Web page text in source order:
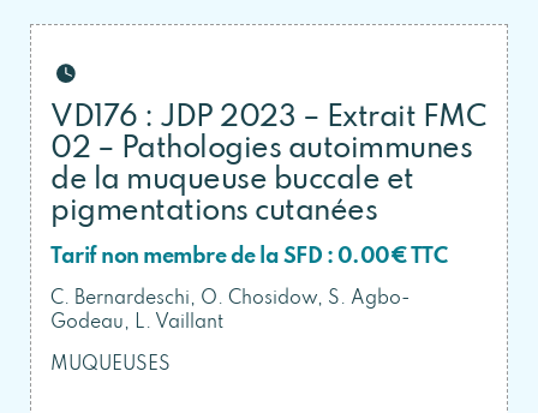
VD176 : JDP 2023 – Extrait FMC
02 – Pathologies autoimmunes
de la muqueuse buccale et
pigmentations cutanées
Tarif non membre de la SFD : 0.00€ TTC
C. Bernardeschi, O. Chosidow, S. Agbo-
Godeau, L. Vaillant
MUQUEUSES